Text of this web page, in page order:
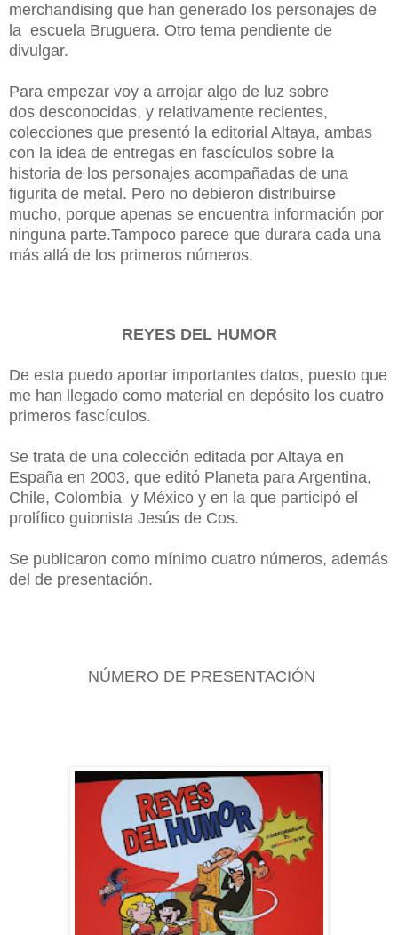
merchandising que han generado los personajes de
la escuela Bruguera. Otro tema pendiente de
divulgar.
Para empezar voy a arrojar algo de luz sobre
dos desconocidas, y relativamente recientes,
colecciones que presentó la editorial Altaya, ambas
con la idea de entregas en fascículos sobre la
historia de los personajes acompañadas de una
figurita de metal. Pero no debieron distribuirse
mucho, porque apenas se encuentra información por
ninguna parte.Tampoco parece que durara cada una
más allá de los primeros números.
REYES DEL HUMOR
De esta puedo aportar importantes datos, puesto que
me han llegado como material en depósito los cuatro
primeros fascículos.
Se trata de una colección editada por Altaya en
España en 2003, que editó Planeta para Argentina,
Chile, Colombia y México y en la que participó el
prolífico guionista Jesús de Cos.
Se publicaron como mínimo cuatro números, además
del de presentación.
NÚMERO DE PRESENTACIÓN